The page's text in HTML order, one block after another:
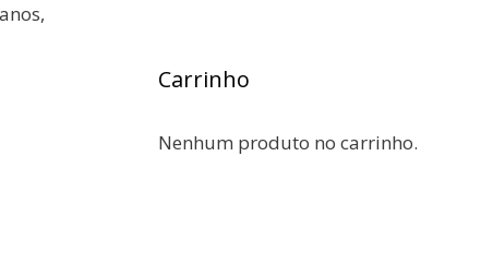
Carrinho
Nenhum produto no carrinho.